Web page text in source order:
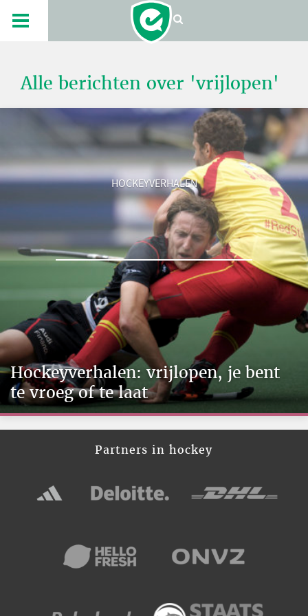
Alle berichten over 'vrijlopen'
HOCKEYVERHALEN
Hockeyverhalen: vrijlopen, je bent
te vroeg of te laat
Partners in hockey